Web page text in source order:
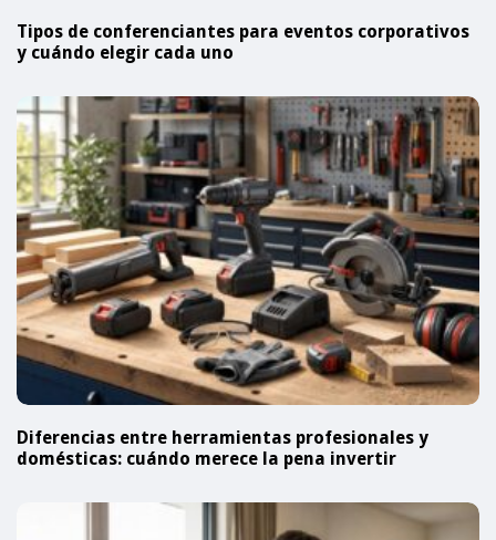
Tipos de conferenciantes para eventos corporativos
y cuándo elegir cada uno
Diferencias entre herramientas profesionales y
domésticas: cuándo merece la pena invertir